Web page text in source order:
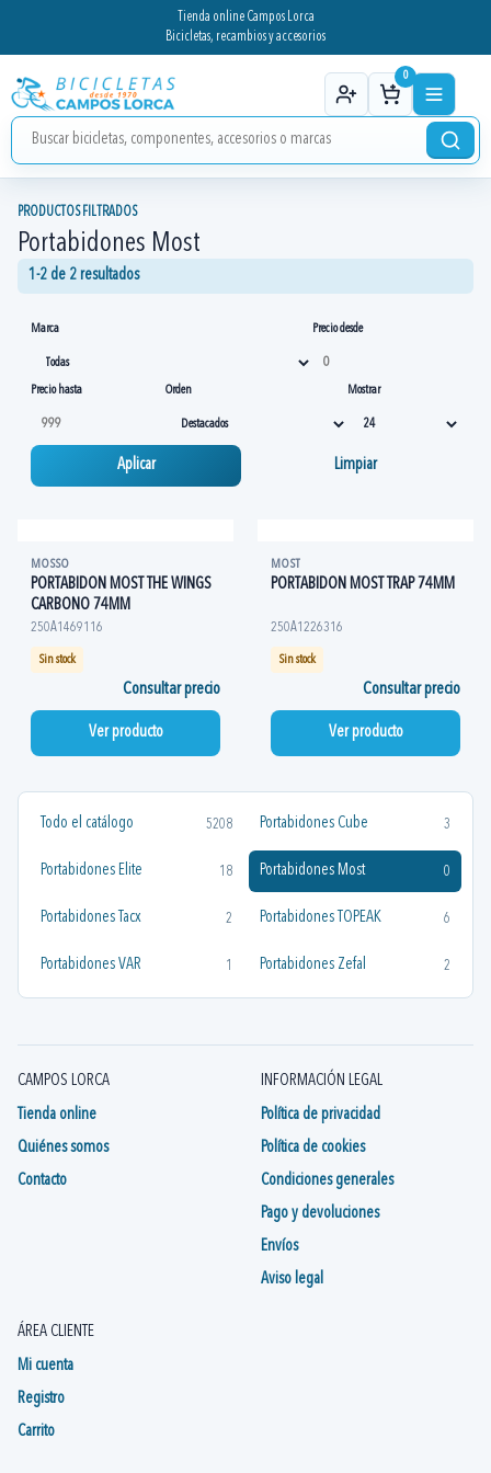
Tienda online Campos Lorca
Bicicletas, recambios y accesorios
0
Todo el catálogo 5208 Portabidones Cube 3
Portabidones Elite 18 Portabidones Most 0
Portabidones Tacx 2 Portabidones TOPEAK 6
Portabidones VAR 1 Portabidones Zefal 2
PRODUCTOS FILTRADOS
Portabidones Most
1-2 de 2 resultados
Marca Precio desde
Precio hasta Orden Mostrar
Aplicar Limpiar
MOSSO
PORTABIDON MOST THE WINGS
CARBONO 74MM
250A1469116
Sin stock
Consultar precio
Ver producto
MOST
PORTABIDON MOST TRAP 74MM
250A1226316
Sin stock
Consultar precio
Ver producto
CAMPOS LORCA
Tienda online
Quiénes somos
Contacto
INFORMACIÓN LEGAL
Política de privacidad
Política de cookies
Condiciones generales
Pago y devoluciones
Envíos
Aviso legal
ÁREA CLIENTE
Mi cuenta
Registro
Carrito